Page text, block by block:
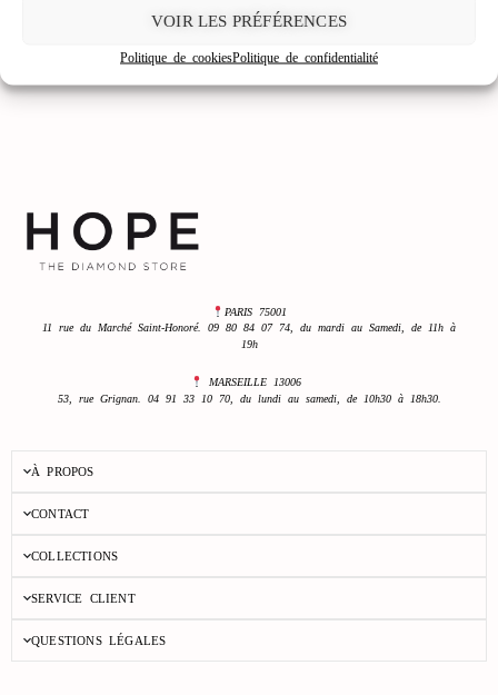
VOIR LES PRÉFÉRENCES
Politique de cookiesPolitique de confidentialité
PARIS 75001
11 rue du Marché Saint-Honoré. 09 80 84 07 74, du mardi au Samedi, de 11h à
19h
MARSEILLE 13006
53, rue Grignan. 04 91 33 10 70, du lundi au samedi, de 10h30 à 18h30.
À PROPOS
CONTACT
COLLECTIONS
SERVICE CLIENT
QUESTIONS LÉGALES